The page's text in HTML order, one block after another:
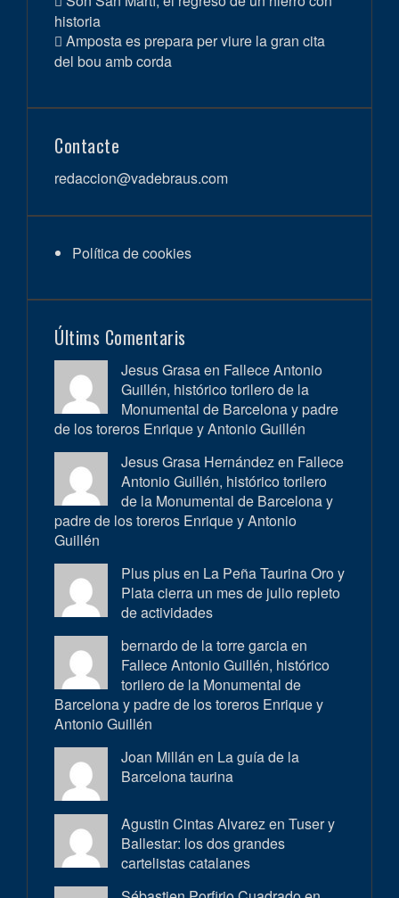
historia
Amposta es prepara per viure la gran cita
del bou amb corda
Contacte
redaccion@vadebraus.com
Política de cookies
Últims Comentaris
Jesus Grasa en Fallece Antonio
Guillén, histórico torilero de la
Monumental de Barcelona y padre
de los toreros Enrique y Antonio Guillén
Jesus Grasa Hernández en Fallece
Antonio Guillén, histórico torilero
de la Monumental de Barcelona y
padre de los toreros Enrique y Antonio
Guillén
Plus plus en La Peña Taurina Oro y
Plata cierra un mes de julio repleto
de actividades
bernardo de la torre garcia en
Fallece Antonio Guillén, histórico
torilero de la Monumental de
Barcelona y padre de los toreros Enrique y
Antonio Guillén
Joan Millán en La guía de la
Barcelona taurina
Agustin Cintas Alvarez en Tuser y
Ballestar: los dos grandes
cartelistas catalanes